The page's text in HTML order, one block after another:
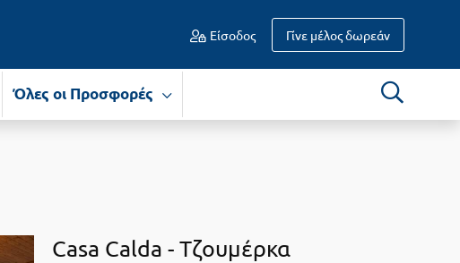
Είσοδος Γίνε μέλος δωρεάν
Όλες οι Προσφορές
Casa Calda -Τζουμέρκα